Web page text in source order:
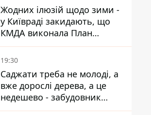
Жодних ілюзій щодо зими -
у Київраді закидають, що
КМДА виконала План
стійкості на 20%
19:30
Саджати треба не молоді, а
вже дорослі дерева, а це
недешево - забудовник
Ніконов